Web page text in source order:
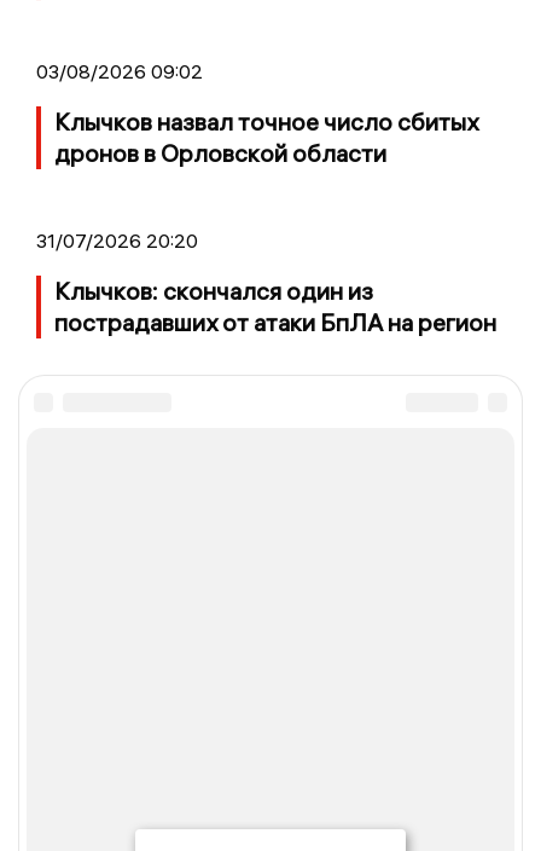
03/08/2026 09:02
Клычков назвал точное число сбитых
дронов в Орловской области
31/07/2026 20:20
Клычков: скончался один из
пострадавших от атаки БпЛА на регион